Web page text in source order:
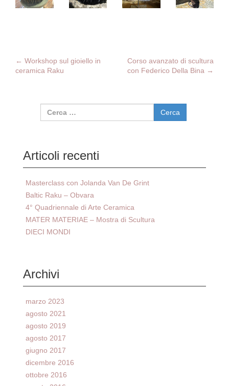
Navigazione articolo
← Workshop sul gioiello in
ceramica Raku
Corso avanzato di scultura
con Federico Della Bina →
Articoli recenti
Masterclass con Jolanda Van De Grint
Baltic Raku – Obvara
4° Quadriennale di Arte Ceramica
MATER MATERIAE – Mostra di Scultura
DIECI MONDI
Archivi
marzo 2023
agosto 2021
agosto 2019
agosto 2017
giugno 2017
dicembre 2016
ottobre 2016